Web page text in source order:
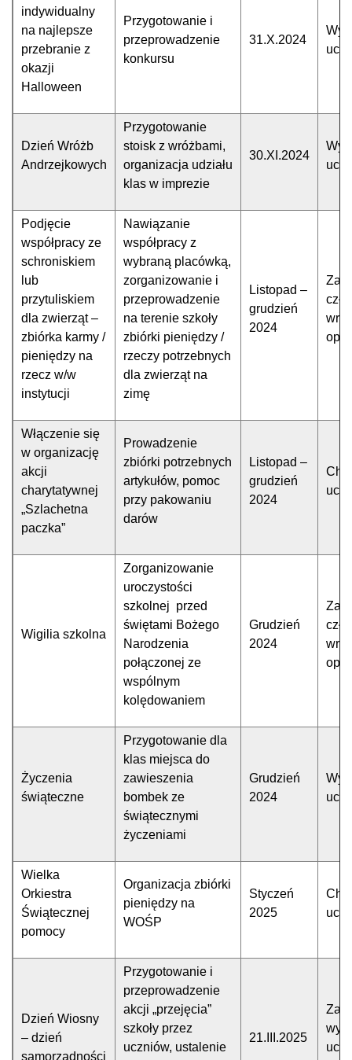
indywidualny
na najlepsze
przebranie z
okazji
Halloween
Przygotowanie i
przeprowadzenie
konkursu
31.X.2024
Dzień Wróżb
Andrzejkowych
Przygotowanie
stoisk z wróżbami,
organizacja udziału
klas w imprezie
30.XI.2024
Podjęcie
współpracy ze
schroniskiem
lub
przytuliskiem
dla zwierząt –
zbiórka karmy /
pieniędzy na
rzecz w/w
instytucji
Nawiązanie
współpracy z
wybraną placówką,
zorganizowanie i
przeprowadzenie
na terenie szkoły
zbiórki pieniędzy /
rzeczy potrzebnych
dla zwierząt na
zimę
Listopad –
grudzień
2024
Włączenie się
w organizację
akcji
charytatywnej
„Szlachetna
paczka”
Prowadzenie
zbiórki potrzebnych
artykułów, pomoc
przy pakowaniu
darów
Listopad –
grudzień
2024
Wigilia szkolna
Zorganizowanie
uroczystości
szkolnej przed
świętami Bożego
Narodzenia
połączonej ze
wspólnym
kolędowaniem
Grudzień
2024
Życzenia
świąteczne
Przygotowanie dla
klas miejsca do
zawieszenia
bombek ze
świątecznymi
życzeniami
Grudzień
2024
Wielka
Orkiestra
Świątecznej
pomocy
Organizacja zbiórki
pieniędzy na
WOŚP
Styczeń
2025
Dzień Wiosny
– dzień
samorządności
Przygotowanie i
przeprowadzenie
akcji „przejęcia”
szkoły przez
uczniów, ustalenie
21.III.2025